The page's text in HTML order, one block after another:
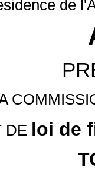
de
DE loi de